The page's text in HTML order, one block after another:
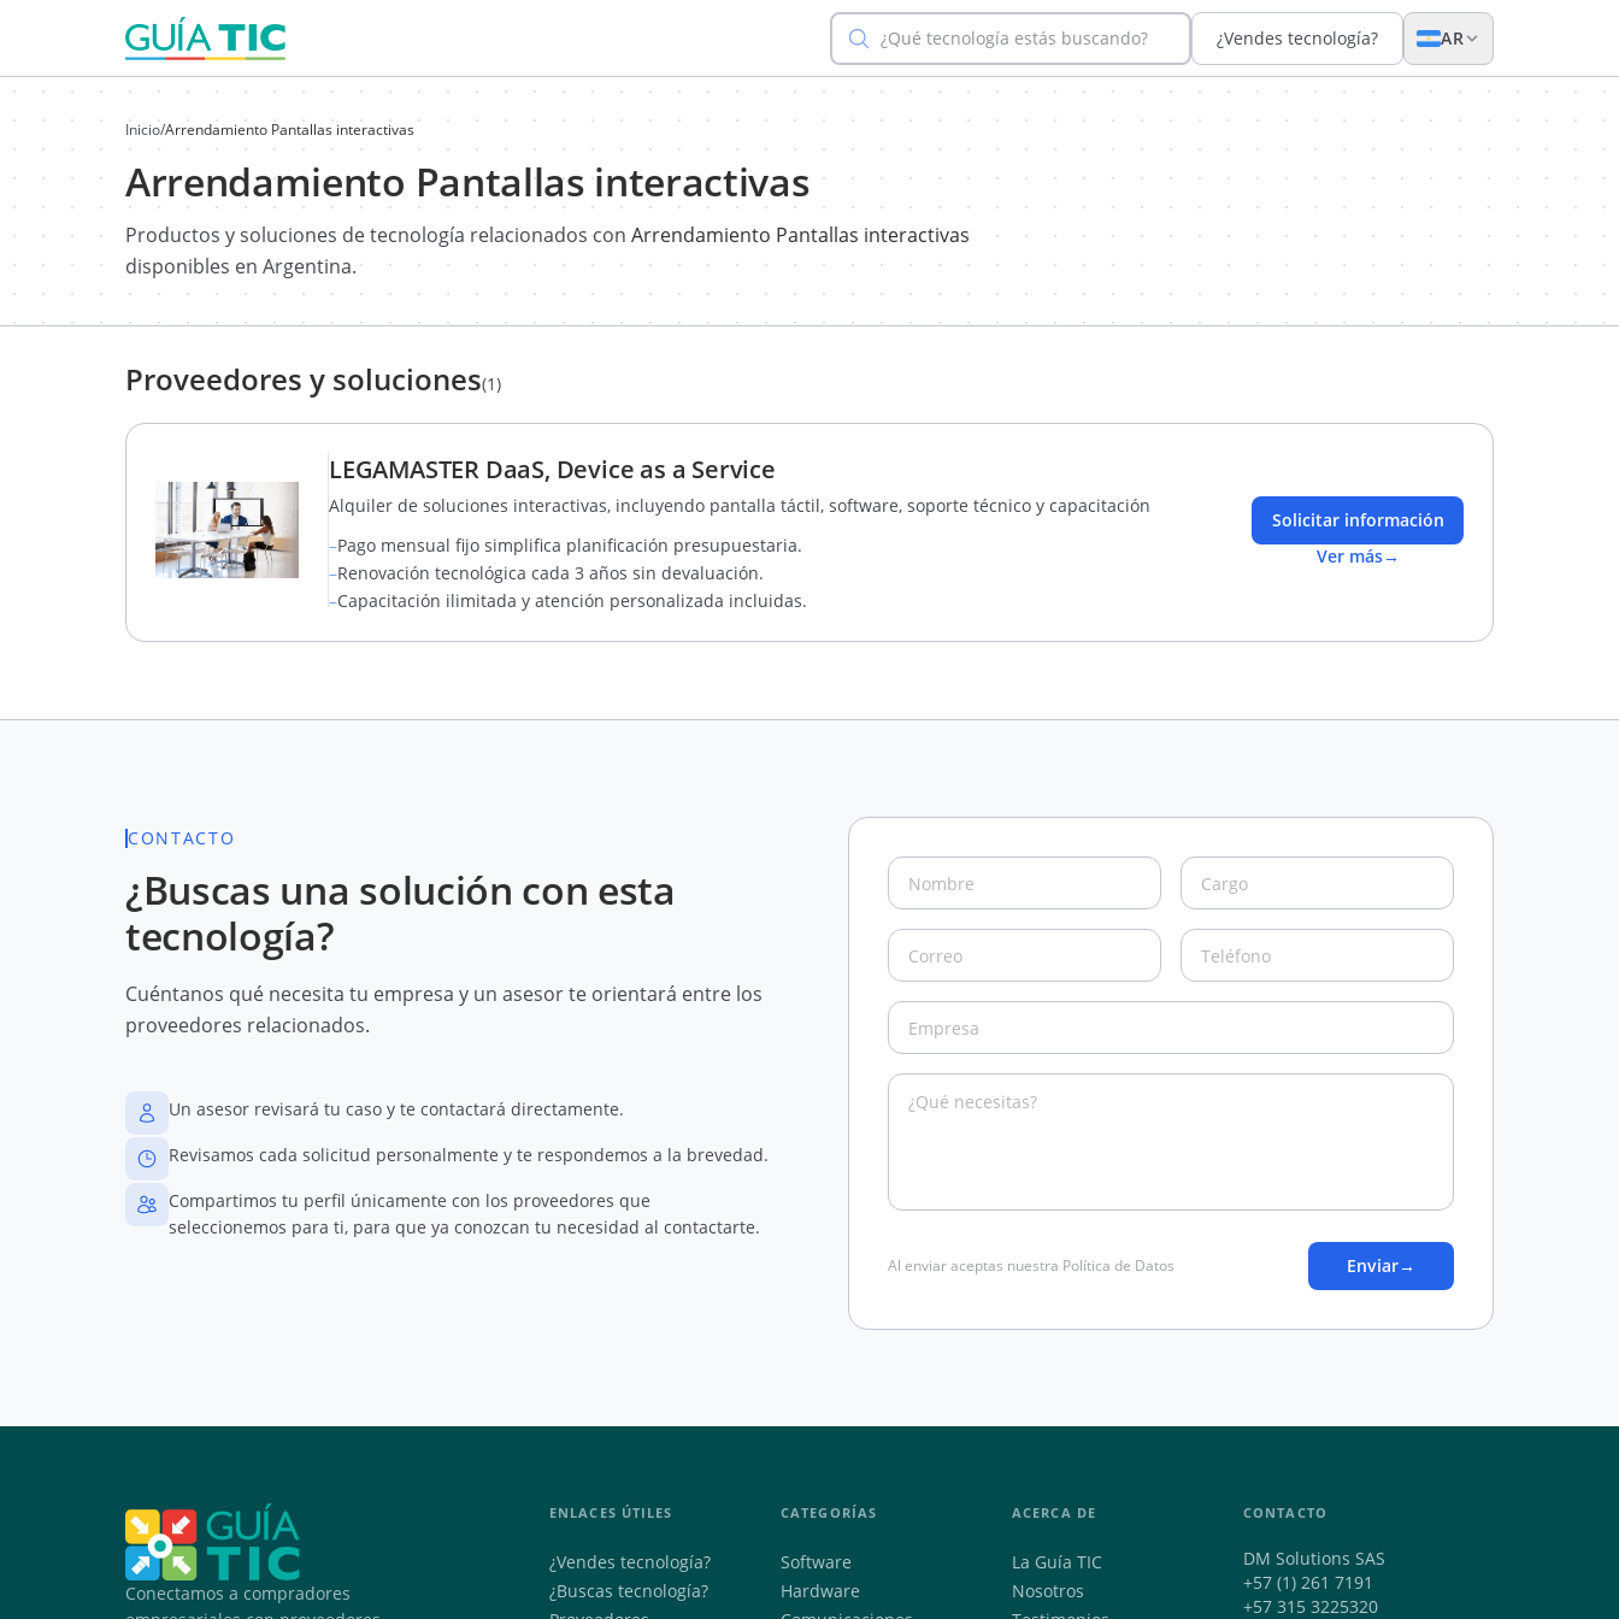
¿Qué tecnología estás buscando? ¿Vendes tecnología? AR
Inicio/Arrendamiento Pantallas interactivas
Arrendamiento Pantallas interactivas
Productos y soluciones de tecnología relacionados con Arrendamiento Pantallas interactivas
disponibles en Argentina.
Proveedores y soluciones(1)
LEGAMASTER DaaS, Device as a Service
Alquiler de soluciones interactivas, incluyendo pantalla táctil, software, soporte técnico y capacitación
–Pago mensual fijo simplifica planificación presupuestaria.
–Renovación tecnológica cada 3 años sin devaluación.
–Capacitación ilimitada y atención personalizada incluidas.
Solicitar información
Ver más→
CONTACTO
¿Buscas una solución con esta
tecnología?
Cuéntanos qué necesita tu empresa y un asesor te orientará entre los
proveedores relacionados.
Un asesor revisará tu caso y te contactará directamente.
Revisamos cada solicitud personalmente y te respondemos a la brevedad.
Compartimos tu perfil únicamente con los proveedores que
seleccionemos para ti, para que ya conozcan tu necesidad al contactarte.
Al enviar aceptas nuestra Política de Datos Enviar→
Conectamos a compradores
ENLACES ÚTILES
¿Vendes tecnología?
¿Buscas tecnología?
CATEGORÍAS
Software
Hardware
ACERCA DE
La Guía TIC
Nosotros
CONTACTO
DM Solutions SAS
+57 (1) 261 7191
+57 315 3225320